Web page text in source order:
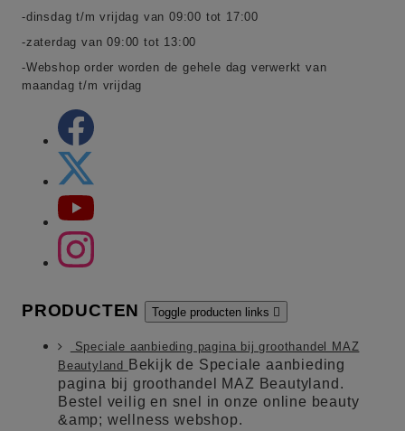
-dinsdag t/m vrijdag van 09:00 tot 17:00
-zaterdag van 09:00 tot 13:00
-Webshop order worden de gehele dag verwerkt van
maandag t/m vrijdag
PRODUCTEN Toggle producten links 
Speciale aanbieding pagina bij groothandel MAZ
Beautyland
Bekijk de Speciale aanbieding
pagina bij groothandel MAZ Beautyland.
Bestel veilig en snel in onze online beauty
&amp; wellness webshop.